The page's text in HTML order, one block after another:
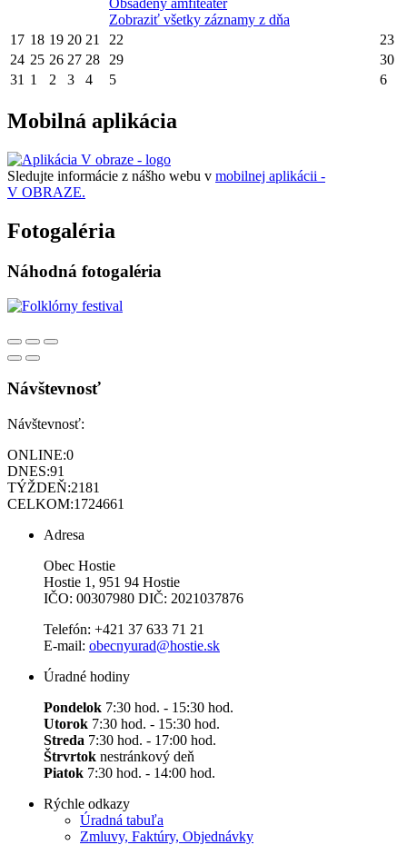
Obsadený amfiteáter
Zobraziť všetky záznamy z dňa
17 18 19 20 21 22
23
24 25 26 27 28 29
30
31 1 2 3 4 5 6
Mobilná aplikácia
Sledujte informácie z nášho webu v mobilnej aplikácii -
V OBRAZE.
Fotogaléria
Náhodná fotogaléria
Návštevnosť
Návštevnosť:
ONLINE:0
DNES:91
TÝŽDEŇ:2181
CELKOM:1724661
Adresa
Obec Hostie
Hostie 1, 951 94 Hostie
IČO: 00307980 DIČ: 2021037876
Telefón: +421 37 633 71 21
E-mail: obecnyurad@hostie.sk
Úradné hodiny
Pondelok 7:30 hod. - 15:30 hod.
Utorok 7:30 hod. - 15:30 hod.
Streda 7:30 hod. - 17:00 hod.
Štrvrtok nestránkový deň
Piatok 7:30 hod. - 14:00 hod.
Rýchle odkazy
Úradná tabuľa
Zmluvy, Faktúry, Objednávky